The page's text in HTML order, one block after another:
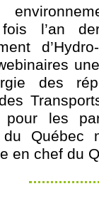
fois l’an
des
les
du
en chef du